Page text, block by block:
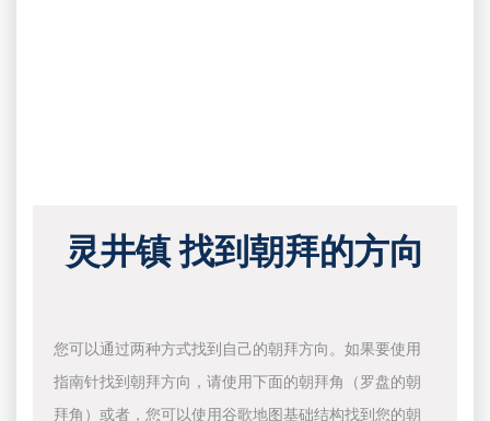
灵井镇 找到朝拜的方向
您可以通过两种方式找到自己的朝拜方向。如果要使用
指南针找到朝拜方向，请使用下面的朝拜角（罗盘的朝
拜角）或者，您可以使用谷歌地图基础结构找到您的朝